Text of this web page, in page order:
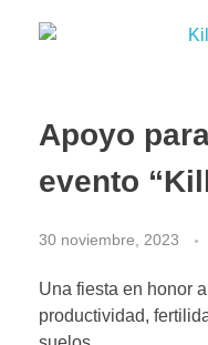
Apoyo
evento
30 noviembre, 2023
Una fiesta en honor
productividad,